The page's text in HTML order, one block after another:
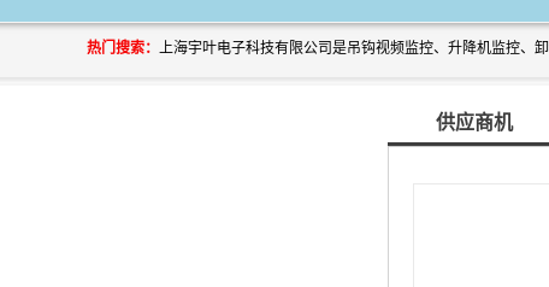
热门搜索：
供应商机